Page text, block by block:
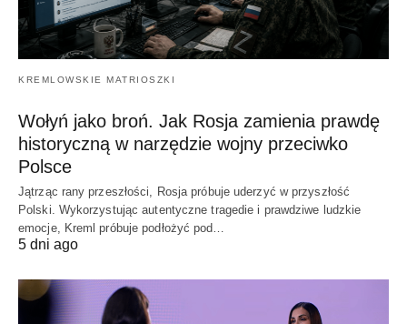
KREMLOWSKIE MATRIOSZKI
Wołyń jako broń. Jak Rosja zamienia prawdę
historyczną w narzędzie wojny przeciwko
Polsce
Jątrząc rany przeszłości, Rosja próbuje uderzyć w przyszłość
Polski. Wykorzystując autentyczne tragedie i prawdziwe ludzkie
emocje, Kreml próbuje podłożyć pod…
5 dni ago